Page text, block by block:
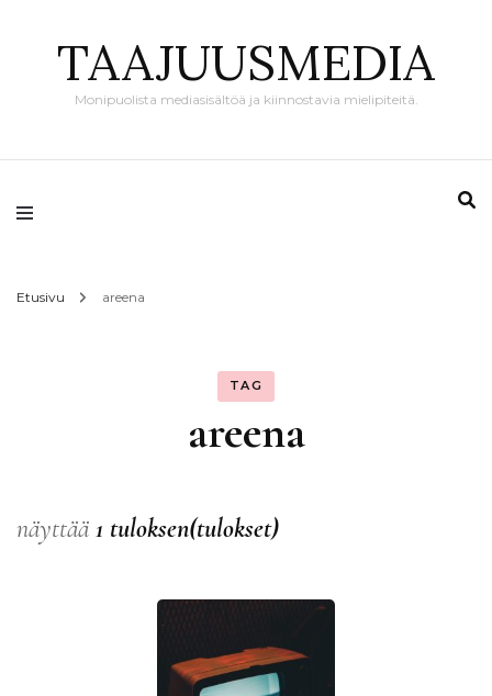
TAAJUUSMEDIA
Monipuolista mediasisältöä ja kiinnostavia mielipiteitä.
Etusivu areena
TAG
areena
näyttää 1 tuloksen(tulokset)